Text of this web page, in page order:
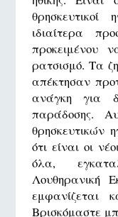
ιδιαίτερα
προκειμένου
ρατσισμό. Τα
απέκτησαν
ανάγκη για
παράδοσης.
θρησκευτικών
ότι είναι οι
όλα,
Λουθηρανική
εμφανίζεται
Βρισκόμαστε